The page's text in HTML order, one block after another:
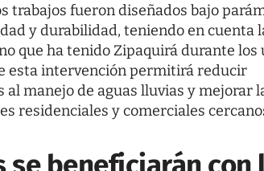
trabajos fueron diseñados bajo
y durabilidad, teniendo en cuenta
que ha tenido Zipaquirá durante los
esta intervención permitirá reducir
manejo de aguas lluvias y mejorar
residenciales y comerciales